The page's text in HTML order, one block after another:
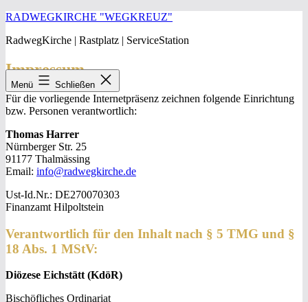
Zum
springen
RADWEGKIRCHE "WEGKREUZ"
RadwegKirche | Rastplatz | ServiceStation
Menü Schließen
Impressum
Für die vorliegende Internetpräsenz zeichnen folgende Einrichtung
bzw. Personen verantwortlich:
Thomas Harrer
Nürnberger Str. 25
91177 Thalmässing
Email: info@radwegkirche.de
Ust-Id.Nr.: DE270070303
Finanzamt Hilpoltstein
Verantwortlich für den Inhalt nach § 5 TMG und §
18 Abs. 1 MStV:
Diözese Eichstätt (KdöR)
Bischöfliches Ordinariat